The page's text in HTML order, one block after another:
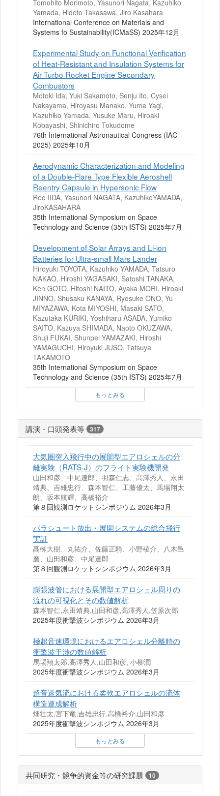
Tomohito Morimoto, Yasunori Nagata, Kazuhiko
Yamada, Hideto Takasawa, Jiro Kasahara
International Conference on Materials and
Systems fo Sustainability(ICMaSS) 2025年12月
Experimental Study on Functional Verification
of Heat-Resistant and Insulation Systems for
Air Turbo Rocket Engine Secondary
Combustors
Motoki Ida, Yuki Sakamoto, Senju Ito, Cysei
Nakayama, Hiroyasu Manako, Yuma Yagi,
Kazuhiko Yamada, Yusuke Maru, Hiroaki
Kobayashi, Shinichiro Tokudome
76th International Astronautical Congress (IAC
2025) 2025年10月
Aerodynamic Characterization and Modeling
of a Double-Flare Type Flexible Aeroshell
Reentry Capsule in Hypersonic Flow
Reo IIDA, Yasunori NAGATA, KazuhikoYAMADA,
JiroKASAHARA
35th International Symposium on Space
Technology and Science (35th ISTS) 2025年7月
Development of Solar Arrays and Li-ion
Batteries for Ultra-small Mars Lander
Hiroyuki TOYOTA, Kazuhiko YAMADA, Tatsuro
NAKAO, Hiroshi YAGASAKI, Satoshi TANAKA,
Ken GOTO, Hitoshi NAITO, Ayaka MORI, Hiroaki
JINNO, Shusaku KANAYA, Ryosuke ONO, Yu
MIYAZAWA, Kota MIYOSHI, Masaki SATO,
Kazutaka KURIKI, Yoshiharu ASADA, Yumiko
SAITO, Kazuya SHIMADA, Naoto OKUZAWA,
Shuji FUKAI, Shunpei YAMAZAKI, Hiroshi
YAMAGUCHI, Hiroyuki JUSO, Tatsuya
TAKAMOTO
35th International Symposium on Space
Technology and Science (35th ISTS) 2025年7月
もっとみる
講演・口頭発表等 317
大気圏突入飛行中の展開型エアロシェルの分
離実験（RATS-J）のフライト実験機開発
山田和彦、中尾達郎、羽森仁志、高澤秀人、永田
靖典、吉雄忠行、森本智仁、工藤優太、馬場翔太
朗、坂本航輝、高橋裕介
第８回観測ロケットシンポジウム 2026年3月
パラシュート放出・展開システムの総合飛行
実証
髙栁大樹、丸祐介、佐藤正騎、小野稜介、八木邑
磨、山田和彦、中尾達郎
第８回観測ロケットシンポジウム 2026年3月
膨張波管における展開型エアロシェル周りの
流れの可視化とその数値解析
森本智仁,永田靖典,山田和彦,高澤秀人,笠原次郎
2025年度衝撃波シンポジウム 2026年3月
極超音速環境におけるエアロシェル分離時の
衝撃波干渉の数値解析
馬場翔太郎,高澤秀人,山田和彦, 小柳潤
2025年度衝撃波シンポジウム 2026年3月
超音速気流における柔軟エアロシェルの流体
構造連成解析
畑壮太,宮下竜,吉雄忠行,高橋裕介,山田和彦
2025年度衝撃波シンポジウム 2026年3月
もっとみる
共同研究・競争的資金等の研究課題 10